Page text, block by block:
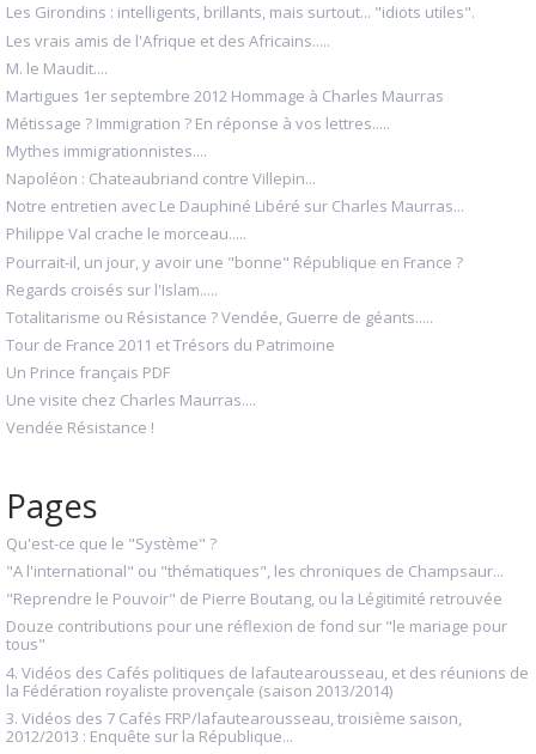
Les Girondins : intelligents, brillants, mais surtout... "idiots utiles".
Les vrais amis de l'Afrique et des Africains.....
M. le Maudit....
Martigues 1er septembre 2012 Hommage à Charles Maurras
Métissage ? Immigration ? En réponse à vos lettres.....
Mythes immigrationnistes....
Napoléon : Chateaubriand contre Villepin...
Notre entretien avec Le Dauphiné Libéré sur Charles Maurras...
Philippe Val crache le morceau.....
Pourrait-il, un jour, y avoir une "bonne" République en France ?
Regards croisés sur l'Islam.....
Totalitarisme ou Résistance ? Vendée, Guerre de géants.....
Tour de France 2011 et Trésors du Patrimoine
Un Prince français PDF
Une visite chez Charles Maurras....
Vendée Résistance !
Pages
Qu'est-ce que le "Système" ?
"A l'international" ou "thématiques", les chroniques de Champsaur...
"Reprendre le Pouvoir" de Pierre Boutang, ou la Légitimité retrouvée
Douze contributions pour une réflexion de fond sur "le mariage pour
tous"
4. Vidéos des Cafés politiques de lafautearousseau, et des réunions de
la Fédération royaliste provençale (saison 2013/2014)
3. Vidéos des 7 Cafés FRP/lafautearousseau, troisième saison,
2012/2013 : Enquête sur la République...